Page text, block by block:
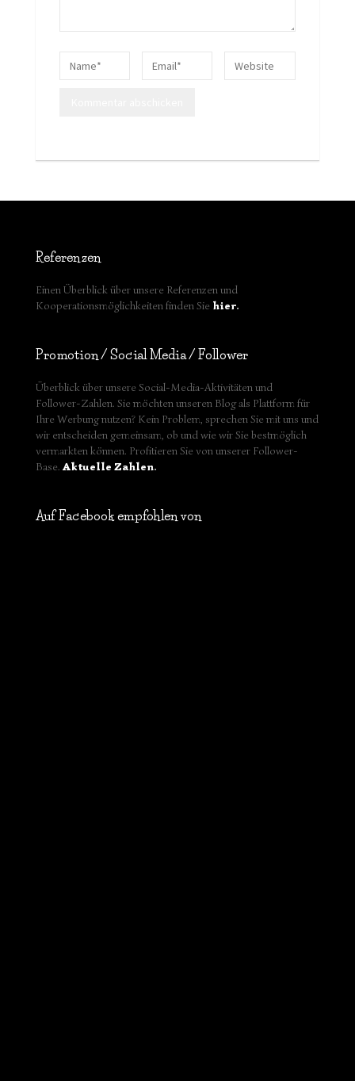
Referenzen
Einen Überblick über unsere Referenzen und
Kooperationsmöglichkeiten finden Sie hier.
Promotion / Social Media / Follower
Überblick über unsere Social-Media-Aktivitäten und
Follower-Zahlen. Sie möchten unseren Blog als Plattform für
Ihre Werbung nutzen? Kein Problem, sprechen Sie mit uns und
wir entscheiden gemeinsam, ob und wie wir Sie bestmöglich
vermarkten können. Profitieren Sie von unserer Follower-
Base. Aktuelle Zahlen.
Auf Facebook empfohlen von